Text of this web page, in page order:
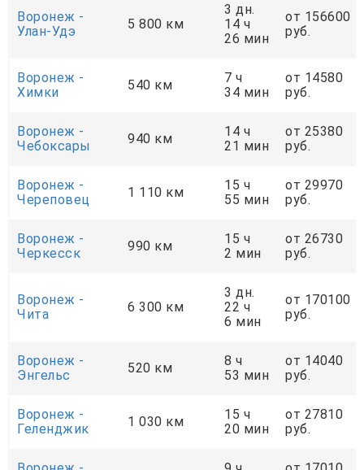
Воронеж -
Улан-Удэ
5 800 км
3 дн.
14 ч
26 мин
от 156600
руб.
Воронеж -
Химки
540 км
7 ч
34 мин
от 14580
руб.
Воронеж -
Чебоксары
940 км
14 ч
21 мин
от 25380
руб.
Воронеж -
Череповец
1 110 км
15 ч
55 мин
от 29970
руб.
Воронеж -
Черкесск
990 км
15 ч
2 мин
от 26730
руб.
Воронеж -
Чита
6 300 км
3 дн.
22 ч
6 мин
от 170100
руб.
Воронеж -
Энгельс
520 км
8 ч
53 мин
от 14040
руб.
Воронеж -
Геленджик
1 030 км
15 ч
20 мин
от 27810
руб.